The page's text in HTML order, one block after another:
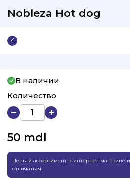
Nobleza Hot dog
В наличии
Количество
50 mdl
Цены и ассортимент в интернет-магазине
отличаться